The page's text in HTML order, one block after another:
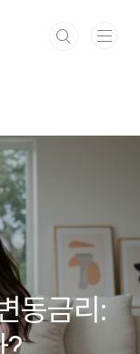
동금리:
?